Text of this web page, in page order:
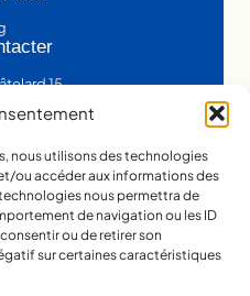
nous utilisons des technologies
ou accéder aux informations des
nous permettra de
de navigation ou les ID
ou de retirer son
sur certaines caractéristiques
15
VD
57 50